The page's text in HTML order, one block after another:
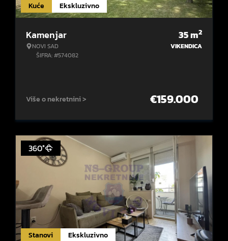
Kuće Ekskluzivno
Kamenjar
NOVI SAD
ŠIFRA: #574082
35m2
VIKENDICA
Više o nekretnini > €159.000
Stanovi Ekskluzivno
360°